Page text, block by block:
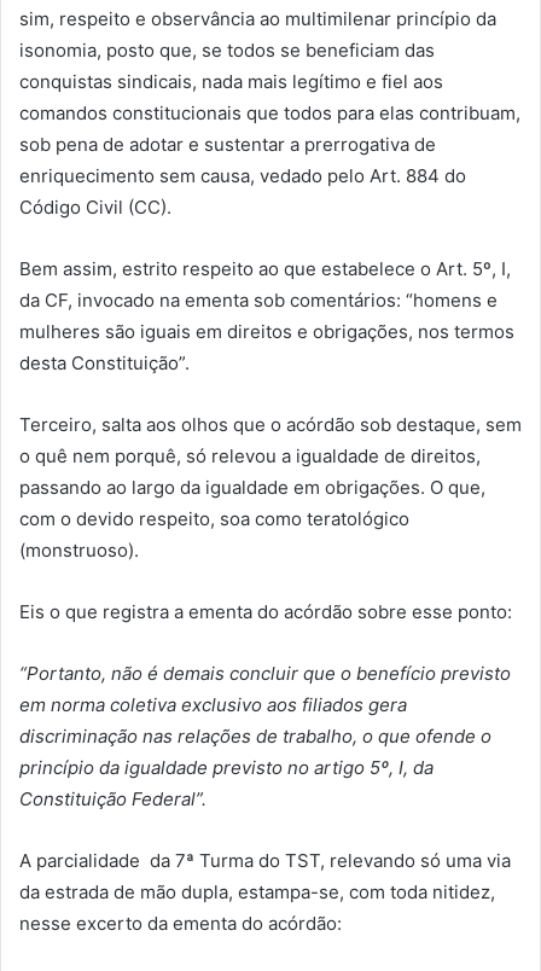
sim, respeito e observância ao multimilenar princípio da
isonomia, posto que, se todos se beneficiam das
conquistas sindicais, nada mais legítimo e fiel aos
comandos constitucionais que todos para elas contribuam,
sob pena de adotar e sustentar a prerrogativa de
enriquecimento sem causa, vedado pelo Art. 884 do
Código Civil (CC).
Bem assim, estrito respeito ao que estabelece o Art. 5º, I,
da CF, invocado na ementa sob comentários: “homens e
mulheres são iguais em direitos e obrigações, nos termos
desta Constituição”.
Terceiro, salta aos olhos que o acórdão sob destaque, sem
o quê nem porquê, só relevou a igualdade de direitos,
passando ao largo da igualdade em obrigações. O que,
com o devido respeito, soa como teratológico
(monstruoso).
Eis o que registra a ementa do acórdão sobre esse ponto:
“Portanto, não é demais concluir que o benefício previsto
em norma coletiva exclusivo aos filiados gera
discriminação nas relações de trabalho, o que ofende o
princípio da igualdade previsto no artigo 5º, I, da
Constituição Federal”.
A parcialidade da 7ª Turma do TST, relevando só uma via
da estrada de mão dupla, estampa-se, com toda nitidez,
nesse excerto da ementa do acórdão: